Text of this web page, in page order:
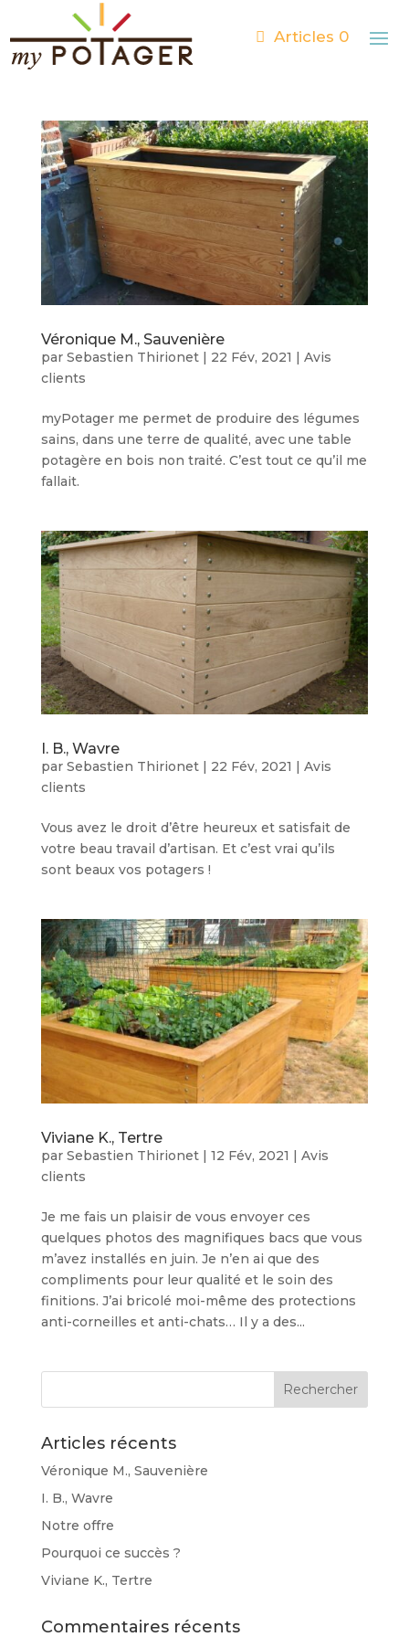
Articles 0
Véronique M., Sauvenière
par Sebastien Thirionet| 22 Fév, 2021 | Avis
clients
myPotager me permet de produire des légumes
sains, dans une terre de qualité, avec une table
potagère en bois non traité. C’est tout ce qu’il me
fallait.
I. B., Wavre
par Sebastien Thirionet| 22 Fév, 2021 | Avis
clients
Vous avez le droit d’être heureux et satisfait de
votre beau travail d’artisan. Et c’est vrai qu’ils
sont beaux vos potagers !
Viviane K., Tertre
par Sebastien Thirionet| 12 Fév, 2021 | Avis
clients
Je me fais un plaisir de vous envoyer ces
quelques photos des magnifiques bacs que vous
m’avez installés en juin. Je n’en ai que des
compliments pour leur qualité et le soin des
finitions. J’ai bricolé moi-même des protections
anti-corneilles et anti-chats… Il y a des...
Articles récents
Véronique M., Sauvenière
I. B., Wavre
Notre offre
Pourquoi ce succès ?
Viviane K., Tertre
Commentaires récents